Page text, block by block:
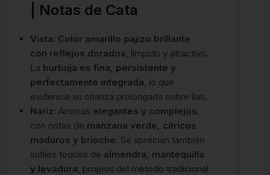
| Notas de Cata
Vista: Color amarillo pajizo brillante
con reflejos dorados, límpido y atractivo.
La burbuja es fina, persistente y
perfectamente integrada, lo que
evidencia su crianza prolongada sobre lías.
Nariz: Aromas elegantes y complejos,
con notas de manzana verde, cítricos
maduros y brioche. Se aprecian también
sutiles toques de almendra, mantequilla
y levadura, propios del método tradicional